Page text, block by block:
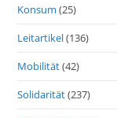
Konsum (25)
Leitartikel(136)
Mobilität(42)
Solidarität(237)